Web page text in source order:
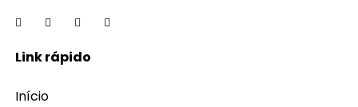
Link rápido
Início